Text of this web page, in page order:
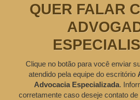
QUER FALAR
Clique no botão para você enviar
atendido pela equipe do escritório
Advocacia Especializada.
corretamente caso deseje contato